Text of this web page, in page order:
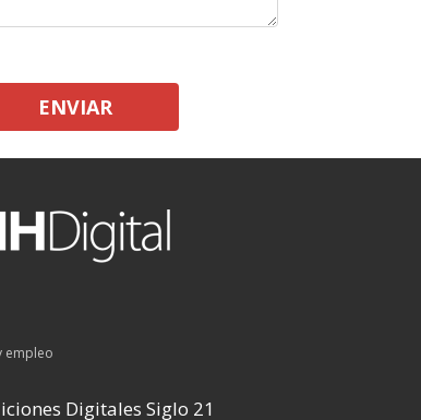
ENVIAR
empleo
Digitales Siglo 21